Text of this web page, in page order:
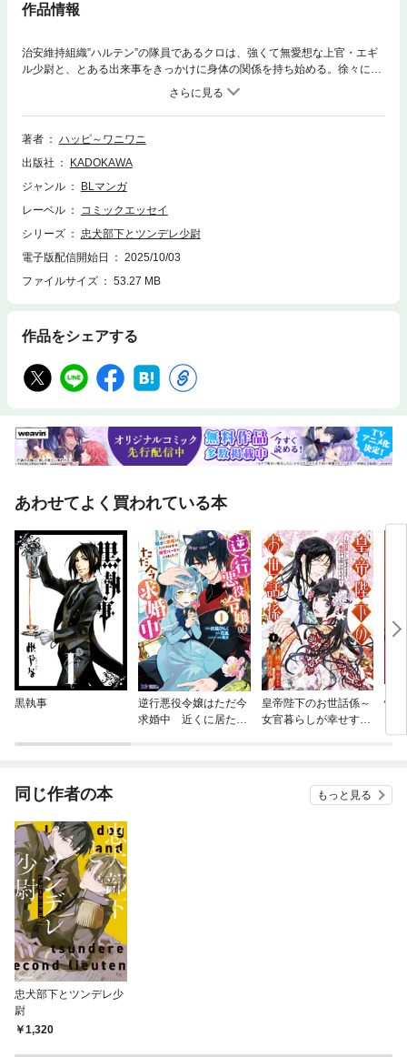
作品情報
治安維持組織”ハルテン”の隊員であるクロは、強くて無愛想な上官・エギ
ル少尉と、とある出来事をきっかけに身体の関係を持ち始める。徐々に惹
かれ合っていくふたりだったが、少尉には”クロを好きになってはいけない
理由”があって…。何度身体を重ねても重ならない想いの結末はーー？死と
隣り合わせの日々の中で”人を想う気持ち”の輪郭を描いた不器用で温かい
ラブストーリー。※本作品は、作者のSNSで投稿していたエピソードを大
す。描き下ろしはたっぷり４０ページ以上。巻末８ページは大充実のフル
カラーで収録しています！
著者
ハッピ～ワニワニ
出版社
KADOKAWA
ジャンル
BLマンガ
レーベル
コミックエッセイ
シリーズ
忠犬部下とツンデレ少尉
電子版配信開始日
2025/10/03
ファイルサイズ
53.27 MB
作品をシェアする
あわせてよく買われている本
黒執事
逆行悪役令嬢はただ今
求婚中 近くに居た騎
皇帝陛下のお世話係～
女官暮らしが幸せすぎ
怪
同じ作者の本 もっと見る
忠犬部下とツンデレ少
尉
1,320